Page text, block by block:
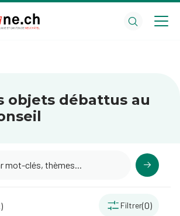
objets débattus au
Filtrer(0)